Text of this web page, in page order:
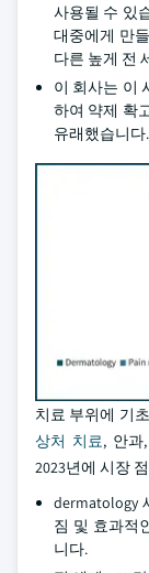
사용될 수 있
대중에게 만
다른 높게 전
이 회사는 이
하여 약제 확
유래했습니다.
치료 부위에 기
상처 치료, 안과
2023년에 시장
dermatology
짐 및 효과적
니다.